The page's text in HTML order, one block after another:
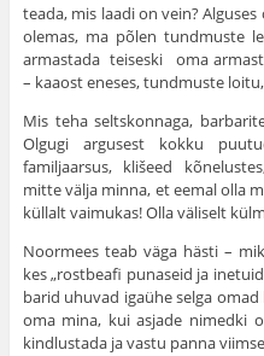
teada, mis laadi on vein?
olemas, ma põlen
armastada teiseski oma
– kaaost eneses, tundmuste
Mis teha seltskonnaga,
Olgugi argusest kokku
familjaarsus, klišeed
mitte välja minna, et eemal olla
küllalt vaimukas! Olla väliselt
Noormees teab väga hästi –
kes „rostbeafi punaseid ja
barid uhuvad igaühe selga
oma mina, kui asjade nimedki
kind­lustada ja vastu panna